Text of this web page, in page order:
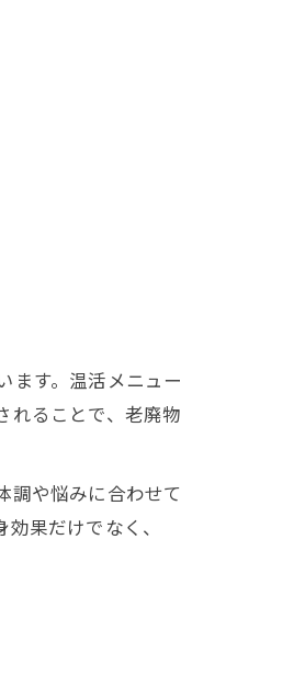
ます。温活メニュー
れることで、老廃物
調や悩みに合わせて
果だけでなく、